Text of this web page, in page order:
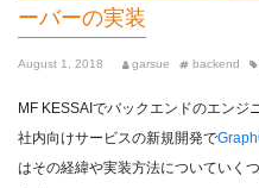
ーバーの実装
August 1, 2018 garsue backend
MF KESSAIでバックエンドのエンジ
社内向けサービスの新規開発で
はその経緯や実装方法についていく